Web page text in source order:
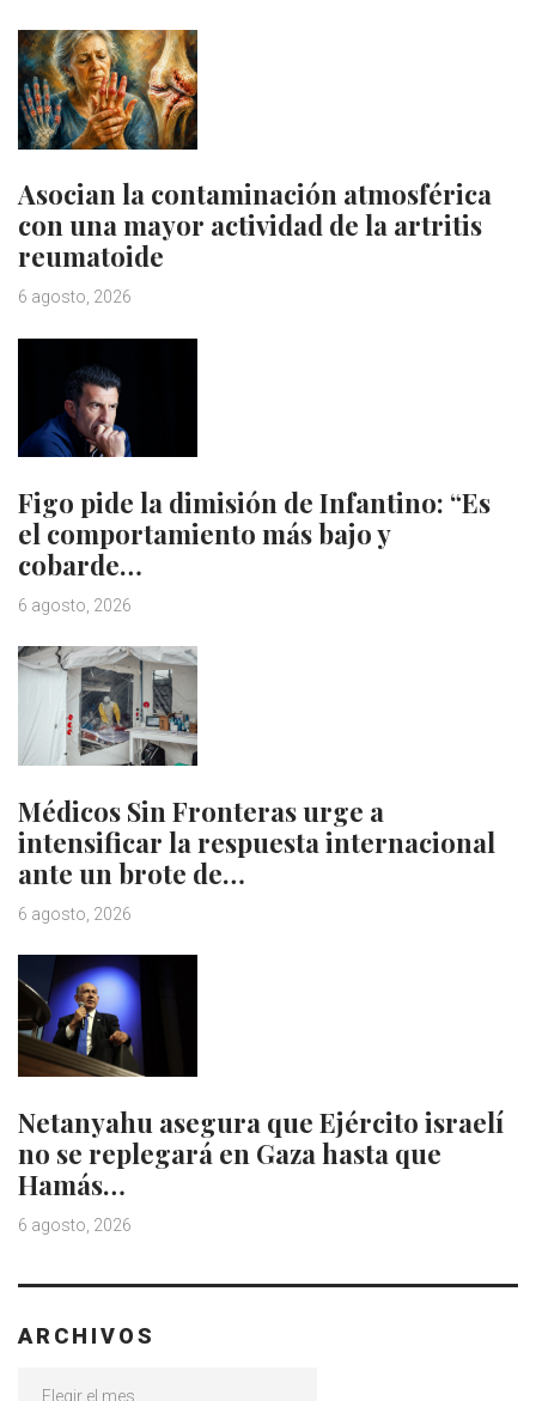
Asocian la contaminación atmosférica
con una mayor actividad de la artritis
reumatoide
6 agosto, 2026
Figo pide la dimisión de Infantino: “Es
el comportamiento más bajo y
cobarde…
6 agosto, 2026
Médicos Sin Fronteras urge a
intensificar la respuesta internacional
ante un brote de…
6 agosto, 2026
Netanyahu asegura que Ejército israelí
no se replegará en Gaza hasta que
Hamás…
6 agosto, 2026
ARCHIVOS